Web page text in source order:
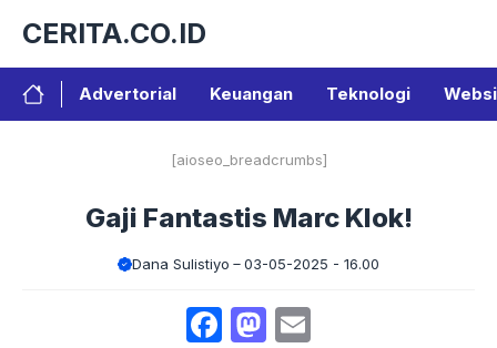
isi
CERITA.CO.ID
Advertorial Keuangan Teknologi
[aioseo_breadcrumbs]
Gaji Fantastis Marc Klok!
Dana Sulistiyo 03-05-2025 - 16.00
Facebook
Mastodon